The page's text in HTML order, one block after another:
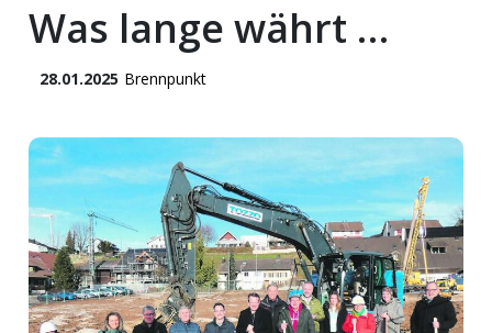
Stellen
E-
Paper
App
Was lange währt …
28.01.2025 Brennpunkt